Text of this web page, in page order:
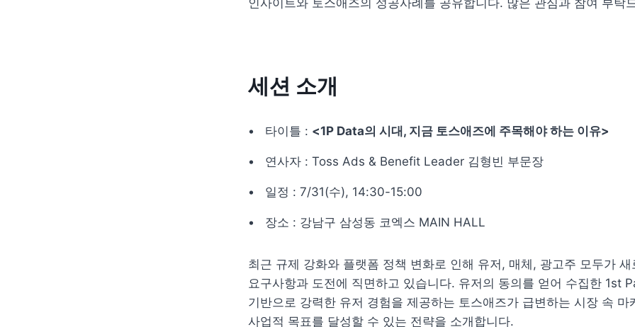
인사이트와 토스애즈의 성공사례를 공유합니다. 많은 관심과 참여 부탁
세션 소개
타이틀 : <1P Data의 시대, 지금 토스애즈에 주목해야 하는 이유>
연사자 : Toss Ads & Benefit Leader 김형빈 부문장
일정 : 7/31(수), 14:30-15:00
장소 : 강남구 삼성동 코엑스 MAIN HALL
최근 규제 강화와 플랫폼 정책 변화로 인해 유저, 매체, 광고주 모두가 새
요구사항과 도전에 직면하고 있습니다. 유저의 동의를 얻어 수집한 1st
기반으로 강력한 유저 경험을 제공하는 토스애즈가 급변하는 시장 속 마
사업적 목표를 달성할 수 있는 전략을 소개합니다.